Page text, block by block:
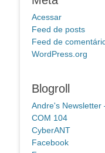
Acessar
Feed de posts
Feed de
WordPress.org
Blogroll
Andre's Newsletter
COM 104
CyberANT
Facebook